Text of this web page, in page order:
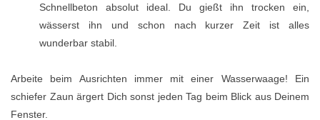
Schnellbeton absolut ideal. Du gießt ihn trocken ein,
wässerst ihn und schon nach kurzer Zeit ist alles
wunderbar stabil.
Arbeite beim Ausrichten immer mit einer Wasserwaage! Ein
schiefer Zaun ärgert Dich sonst jeden Tag beim Blick aus Deinem
Fenster.